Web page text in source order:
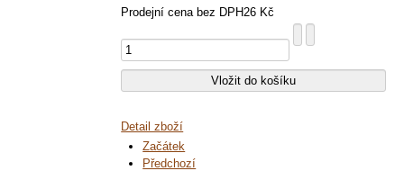
Prodejní cena bez DPH26 Kč
Detail zboží
Začátek
Předchozí